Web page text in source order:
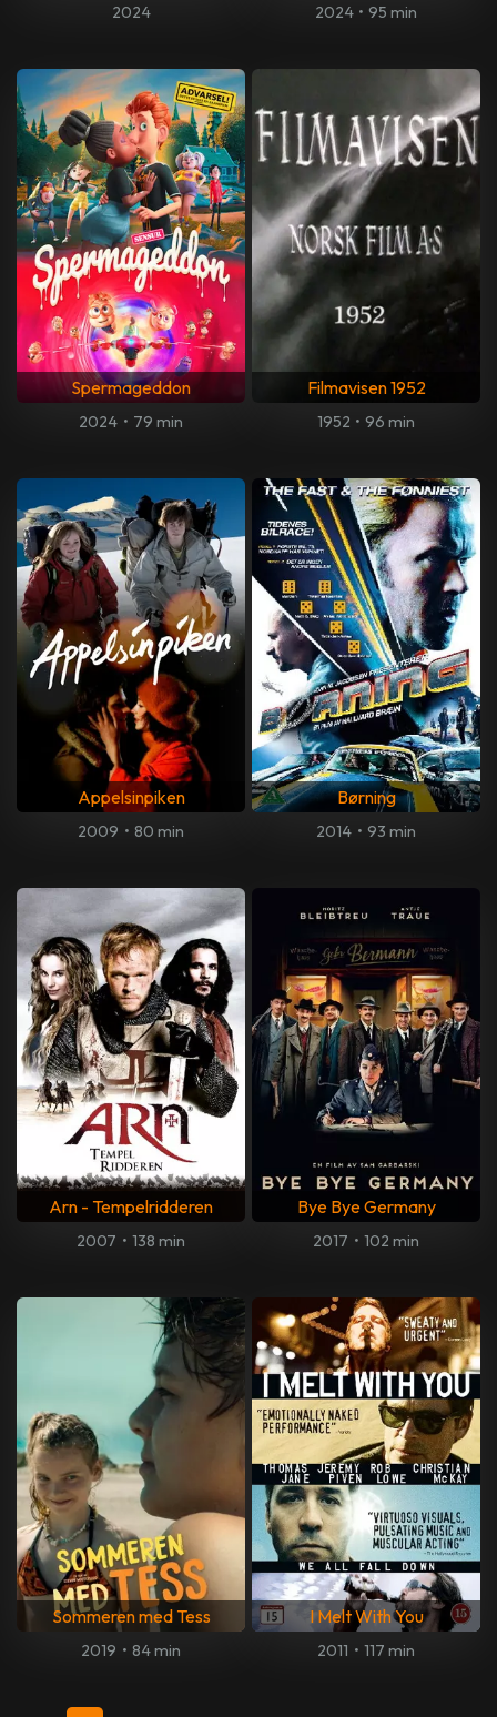
2024 2024 • 95 min
Spermageddon
2024 • 79 min
Filmavisen 1952
1952 • 96 min
Appelsinpiken
2009 • 80 min
Børning
2014 • 93 min
Arn - Tempelridderen
2007 • 138 min
Bye Bye Germany
2017 • 102 min
Sommeren med Tess
2019 • 84 min
I Melt With You
2011 • 117 min